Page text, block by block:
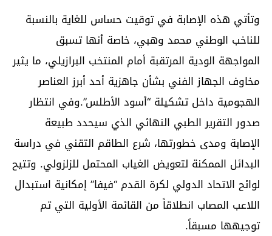
وتأتي هذه الإصابة في توقيت حساس للغاية بالنسبة
للناخب الوطني محمد وهبي، خاصة أنها تسبق
المواجهة الودية المرتقبة أمام المنتخب البرازيلي، ما يثير
مخاوف الجهاز الفني بشأن جاهزية أحد أبرز العناصر
الهجومية داخل تشكيلة “أسود الأطلس”.وفي انتظار
صدور التقرير الطبي النهائي الذي سيحدد طبيعة
الإصابة ومدى خطورتها، شرع الطاقم التقني في دراسة
البدائل الممكنة لتعويض الغياب المحتمل للزلزولي. وتتيح
لوائح الاتحاد الدولي لكرة القدم “فيفا” إمكانية استبدال
اللاعب المصاب انطلاقاً من القائمة الأولية التي تم
توجيهها مسبقاً.